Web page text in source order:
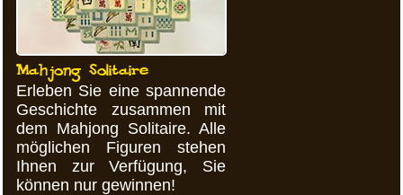
Mahjong Solitaire
Erleben Sie eine spannende
Geschichte zusammen mit
dem Mahjong Solitaire. Alle
möglichen Figuren stehen
Ihnen zur Verfügung, Sie
können nur gewinnen!